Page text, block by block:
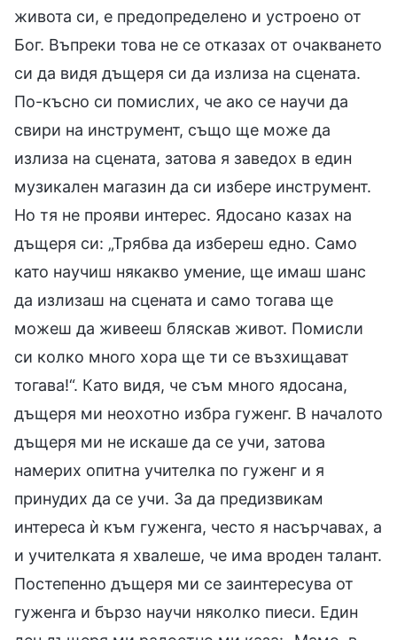
живота си, е предопределено и устроено от
Бог. Въпреки това не се отказах от очакването
си да видя дъщеря си да излиза на сцената.
По-късно си помислих, че ако се научи да
свири на инструмент, също ще може да
излиза на сцената, затова я заведох в един
музикален магазин да си избере инструмент.
Но тя не прояви интерес. Ядосано казах на
дъщеря си: „Трябва да избереш едно. Само
като научиш някакво умение, ще имаш шанс
да излизаш на сцената и само тогава ще
можеш да живееш бляскав живот. Помисли
си колко много хора ще ти се възхищават
тогава!“. Като видя, че съм много ядосана,
дъщеря ми неохотно избра гуженг. В началото
дъщеря ми не искаше да се учи, затова
намерих опитна учителка по гуженг и я
принудих да се учи. За да предизвикам
интереса ѝ към гуженга, често я насърчавах, а
и учителката я хвалеше, че има вроден талант.
Постепенно дъщеря ми се заинтересува от
гуженга и бързо научи няколко пиеси. Един